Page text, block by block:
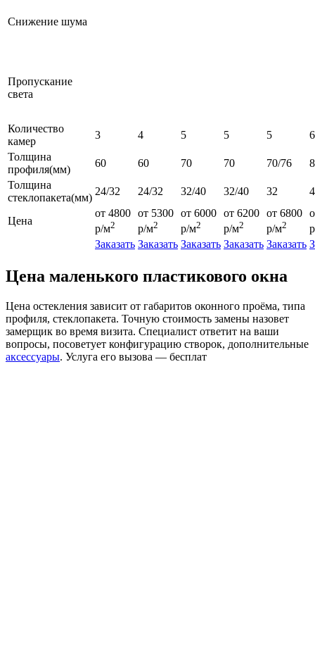
Снижение шума
Пропускание
света
Количество
камер
3 4 5 5 5
6
Толщина
профиля(мм)
60 60 70 70 70/76
Толщина
стеклопакета(мм)
24/32 24/32 32/40 32/40 32
Цена
от 4800
р/м2
от 5300
р/м2
от 6000
р/м2
от 6200
р/м2
от 6800
р/м2
Заказать Заказать Заказать Заказать Заказать
Цена маленького пластикового окна
Цена остекления зависит от габаритов оконного проёма, типа
профиля, стеклопакета. Точную стоимость замены назовет
замерщик во время визита. Специалист ответит на ваши
вопросы, посоветует конфигурацию створок, дополнительные
аксессуары. Услуга его вызова — бесплат